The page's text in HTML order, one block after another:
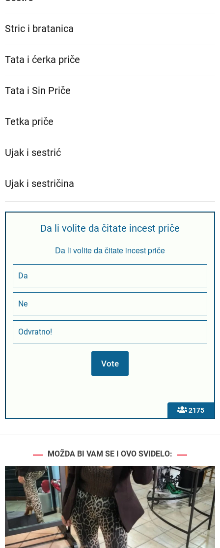
Stric i bratanica
Tata i ćerka priče
Tata i Sin Priče
Tetka priče
Ujak i sestrić
Ujak i sestričina
2175
Da li volite da čitate incest priče
Da li volite da čitate incest priče
Da
Ne
Odvratno!
MOŽDA BI VAM SE I OVO SVIDELO: